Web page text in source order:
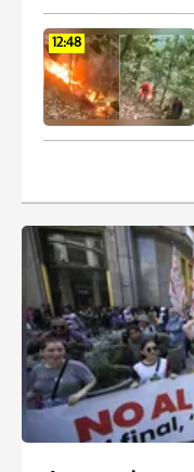
12:48